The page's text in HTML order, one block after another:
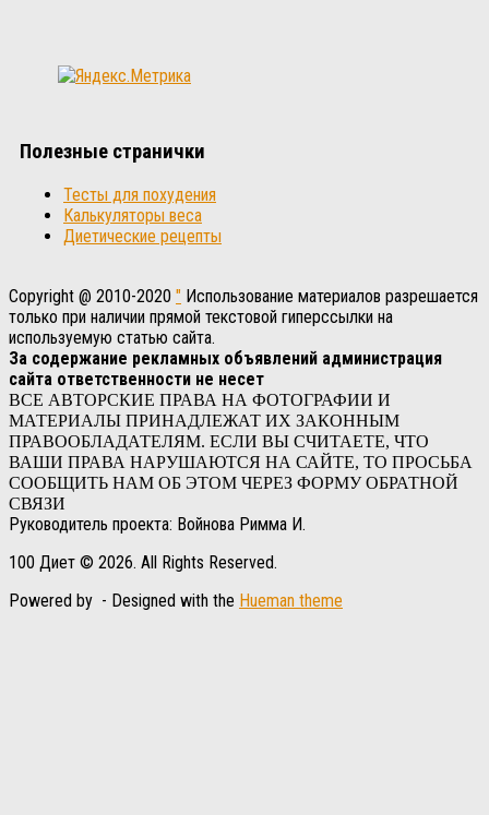
Полезные странички
Тесты для похудения
Калькуляторы веса
Диетические рецепты
Copyright @ 2010-2020 " Использование материалов разрешается
только при наличии прямой текстовой гиперссылки на
используемую статью сайта.
За содержание рекламных объявлений администрация
сайта ответственности не несет
ВСЕ АВТОРСКИЕ ПРАВА НА ФОТОГРАФИИ И
МАТЕРИАЛЫ ПРИНАДЛЕЖАТ ИХ ЗАКОННЫМ
ПРАВООБЛАДАТЕЛЯМ. ЕСЛИ ВЫ СЧИТАЕТЕ, ЧТО
ВАШИ ПРАВА НАРУШАЮТСЯ НА САЙТЕ, ТО ПРОСЬБА
СООБЩИТЬ НАМ ОБ ЭТОМ ЧЕРЕЗ ФОРМУ ОБРАТНОЙ
СВЯЗИ
Руководитель проекта: Войнова Римма И.
100 Диет © 2026. All Rights Reserved.
Powered by - Designed with the Hueman theme